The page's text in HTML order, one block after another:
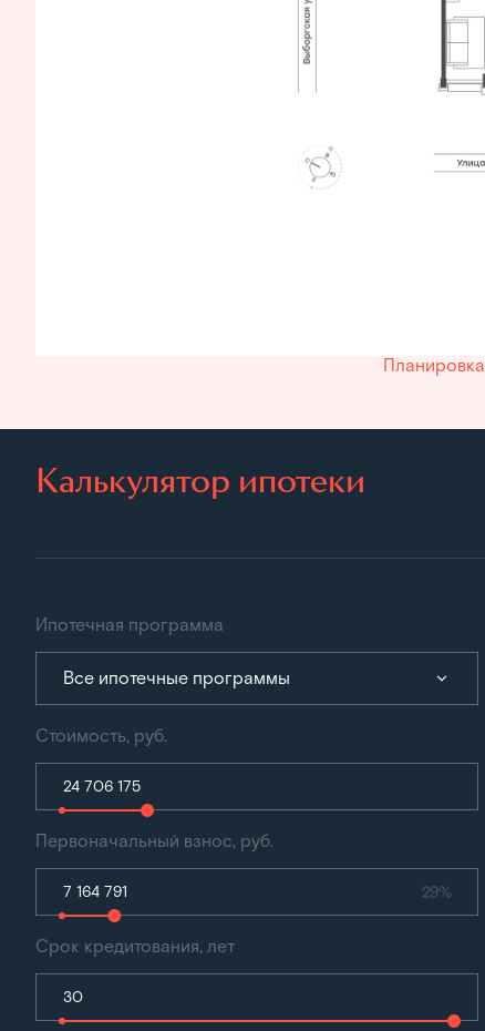
Планировка
Калькулятор ипотеки
Ипотечная программа
Все ипотечные программы
Стоимость, руб.
Первоначальный взнос, руб.
29%
Срок кредитования, лет